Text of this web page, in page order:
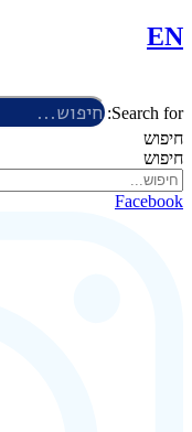
EN
Search for:
חיפוש
חיפוש
Facebook